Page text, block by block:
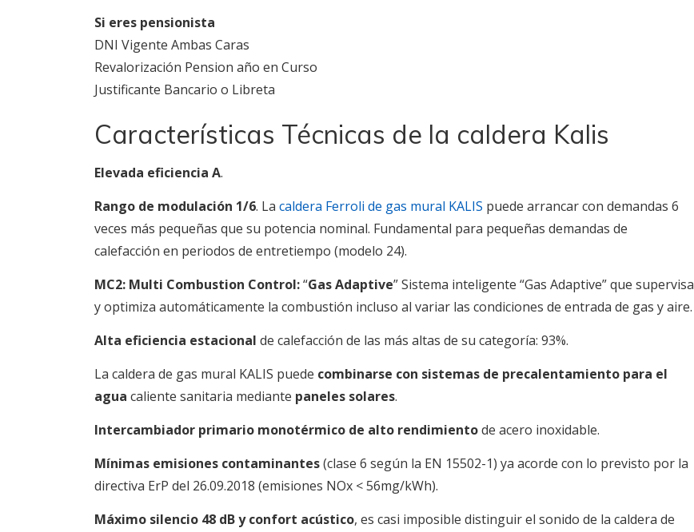
Si eres pensionista
DNI Vigente Ambas Caras
Revalorización Pension año en Curso
Justificante Bancario o Libreta
Características Técnicas de la caldera Kalis
Elevada eficiencia A.
Rango de modulación 1/6. La caldera Ferroli de gas mural KALIS puede arrancar con demandas 6
veces más pequeñas que su potencia nominal. Fundamental para pequeñas demandas de
calefacción en periodos de entretiempo (modelo 24).
MC2: Multi Combustion Control:“Gas Adaptive” Sistema inteligente “Gas Adaptive” que supervisa
y optimiza automáticamente la combustión incluso al variar las condiciones de entrada de gas y aire.
Alta eficiencia estacional de calefacción de las más altas de su categoría: 93%.
La caldera de gas mural KALIS puede combinarse con sistemas de precalentamiento para el
agua caliente sanitaria mediante paneles solares.
Intercambiador primario monotérmico de alto rendimientode acero inoxidable.
Mínimas emisiones contaminantes(clase 6 según la EN 15502-1) ya acorde con lo previsto por la
directiva ErP del 26.09.2018 (emisiones NOx < 56mg/kWh).
Máximo silencio 48 dB y confort acústico, es casi imposible distinguir el sonido de la caldera de